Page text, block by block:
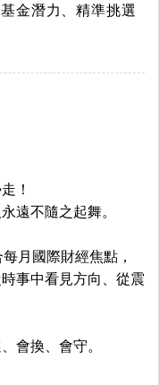
金潛力、精準挑選
！
遠不隨之起舞。
月國際財經焦點，
事中看見方向、從震
會換、會守。